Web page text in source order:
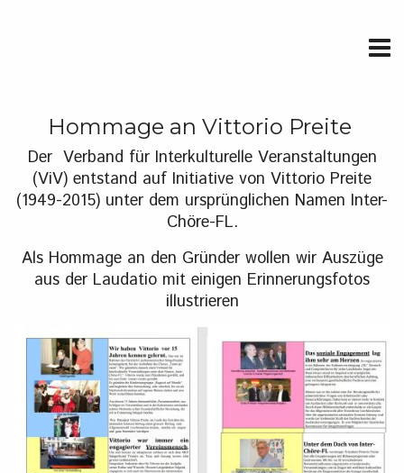
Hommage an Vittorio Preite
Der Verband für Interkulturelle Veranstaltungen
(ViV) entstand auf Initiative von Vittorio Preite
(1949-2015) unter dem ursprünglichen Namen Inter-
Chöre-FL.
Als Hommage an den Gründer wollen wir Auszüge
aus der Laudatio mit einigen Erinnerungsfotos
illustrieren